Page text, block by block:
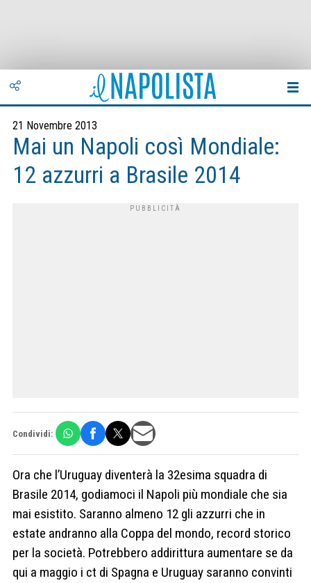
21 Novembre 2013
Mai un Napoli così Mondiale:
12 azzurri a Brasile 2014
Condividi:
Ora che l’Uruguay diventerà la 32esima squadra di
Brasile 2014, godiamoci il Napoli più mondiale che sia
mai esistito. Saranno almeno 12 gli azzurri che in
estate andranno alla Coppa del mondo, record storico
per la società. Potrebbero addirittura aumentare se da
qui a maggio i ct di Spagna e Uruguay saranno convinti